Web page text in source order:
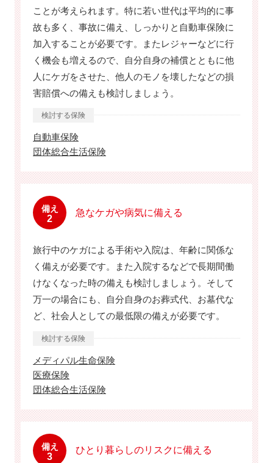
ことが考えられます。特に若い世代は平均的に事
故も多く、事故に備え、しっかりと自動車保険に
加入することが必要です。またレジャーなどに行
く機会も増えるので、自分自身の補償とともに他
人にケガをさせた、他人のモノを壊したなどの損
害賠償への備えも検討しましょう。
検討する保険
自動車保険
団体総合生活保険
備え
2
急なケガや病気に備える
旅行中のケガによる手術や入院は、年齢に関係な
く備えが必要です。また入院するなどで長期間働
けなくなった時の備えも検討しましょう。そして
万一の場合にも、自分自身のお葬式代、お墓代な
ど、社会人としての最低限の備えが必要です。
検討する保険
メディパル生命保険
医療保険
団体総合生活保険
備え
3
ひとり暮らしのリスクに備える